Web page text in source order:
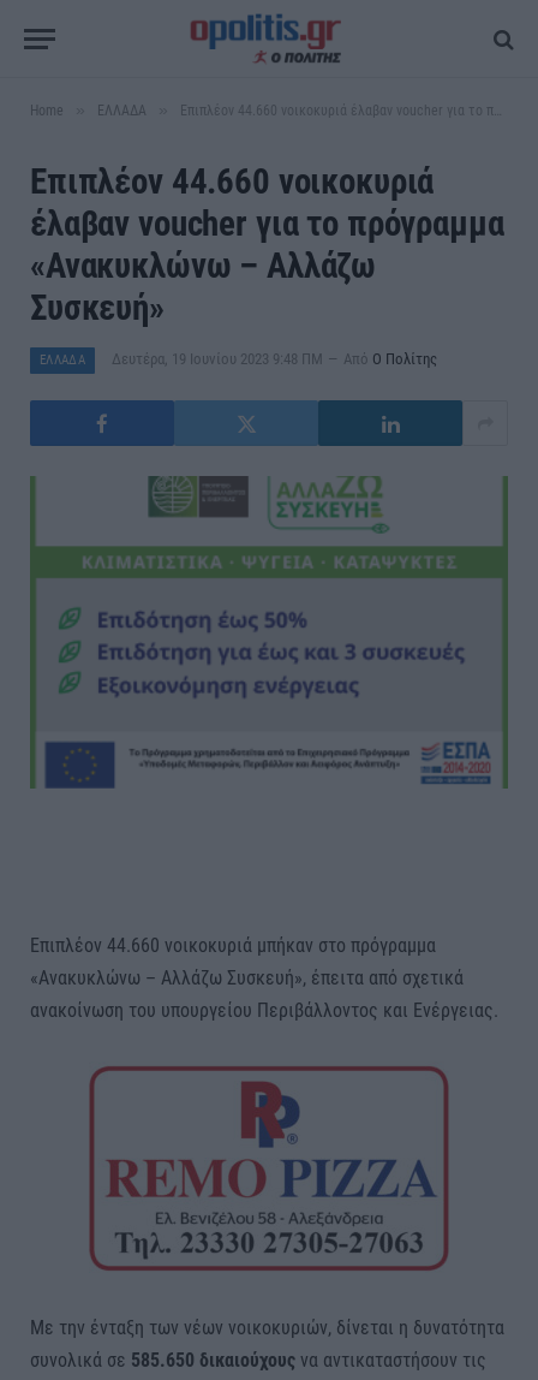
Home ΕΛΛΑΔΑ Επιπλέον 44.660 νοικοκυριά έλαβαν voucher για το πρόγραμμα «Ανακυκλώνω – Αλλάζω Συσκευή»
Επιπλέον 44.660 νοικοκυριά
έλαβαν voucher για το πρόγραμμα
«Ανακυκλώνω – Αλλάζω
Συσκευή»
ΕΛΛΑΔΑ Δευτέρα, 19 Ιουνίου 2023 9:48 ΠΜ Από Ο Πολίτης
Επιπλέον 44.660 νοικοκυριά μπήκαν στο πρόγραμμα
«Ανακυκλώνω – Αλλάζω Συσκευή», έπειτα από σχετικά
ανακοίνωση του υπουργείου Περιβάλλοντος και Ενέργειας.
Με την ένταξη των νέων νοικοκυριών, δίνεται η δυνατότητα
συνολικά σε 585.650 δικαιούχους να αντικαταστήσουν τις